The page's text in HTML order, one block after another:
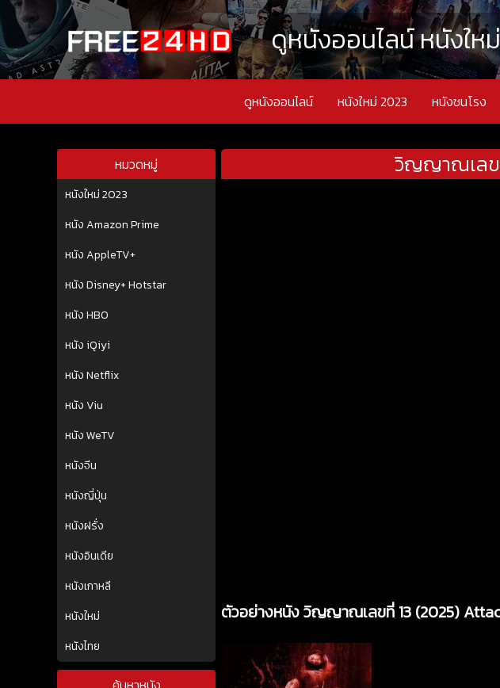
ดูหนังออนไลน์ หนังให
ดูหนังออนไลน์ หนังใหม่ 2023 หนังชนโรง
หมวดหมู่
หนังใหม่ 2023
หนัง Amazon Prime
หนัง AppleTV+
หนัง Disney+ Hotstar
หนัง HBO
หนัง iQiyi
หนัง Netflix
หนัง Viu
หนัง WeTV
หนังจีน
หนังญี่ปุ่น
หนังฝรั่ง
หนังอินเดีย
หนังเกาหลี
หนังใหม่
หนังไทย
วิญญาณเลข
ตัวอย่างหนัง วิญญาณเลขที่ 13 (2025)